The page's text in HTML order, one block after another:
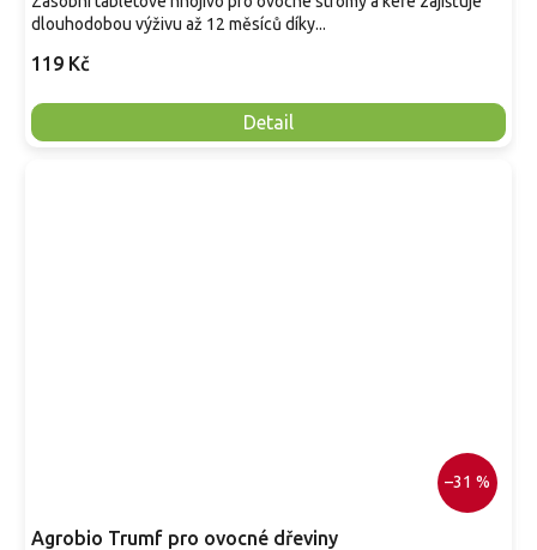
119 Kč
Detail
dlouhodobou výživu až 12 měsíců díky...
–31 %
Agrobio Trumf pro ovocné dřeviny